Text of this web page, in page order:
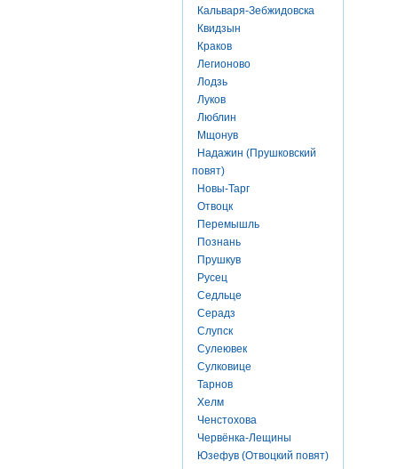
Кальваря-Зебжидовска
Квидзын
Краков
Легионово
Лодзь
Луков
Люблин
Мщонув
Надажин (Прушковский
повят)
Новы-Тарг
Отвоцк
Перемышль
Познань
Прушкув
Русец
Седльце
Серадз
Слупск
Сулеювек
Сулковице
Тарнов
Хелм
Ченстохова
Червёнка-Лещины
Юзефув (Отвоцкий повят)